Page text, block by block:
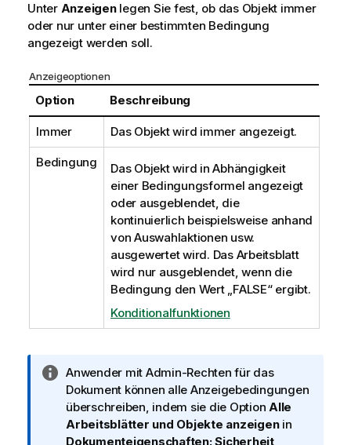
Unter Anzeigenlegen Sie fest, ob das Objekt immer
oder nur unter einer bestimmten Bedingung
angezeigt werden soll.
Anzeigeoptionen
Option Beschreibung
Immer Das Objekt wird immer angezeigt.
Bedingung
Das Objekt wird in Abhängigkeit
einer Bedingungsformel angezeigt
oder ausgeblendet, die
kontinuierlich beispielsweise anhand
von Auswahlaktionen usw.
ausgewertet wird. Das Arbeitsblatt
wird nur ausgeblendet, wenn die
Bedingung den Wert „FALSE“ ergibt.
Konditionalfunktionen
I
n
f
o
r
Anwender mit Admin-Rechten für das
Dokument können alle Anzeigebedingungen
überschreiben, indem sie die Option Alle
Arbeitsblätter und Objekte anzeigenin
Dokumenteigenschaften: Sicherheit